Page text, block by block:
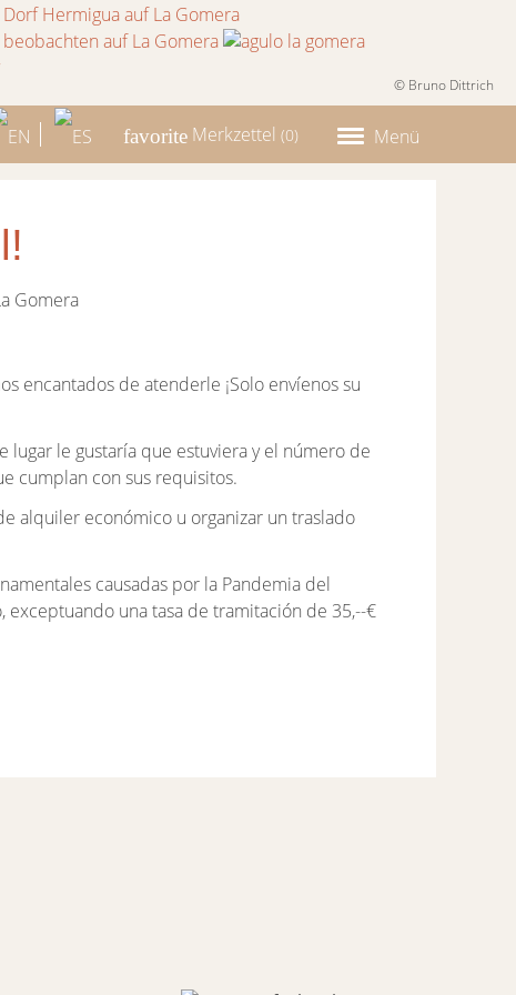
© Bruno Dittrich
Merkzettel (0) Menü
encantados de atenderle ¡Solo envíenos su
le gustaría que estuviera y el número de
cumplan con sus requisitos.
alquiler económico u organizar un traslado
causadas por la Pandemia del
una tasa de tramitación de 35,--€